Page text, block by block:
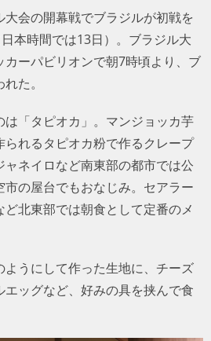
コラム
会の開幕戦でブラジルが初戦を
本時間では13日）。ブラジル大
ーパビリオンで朝7時頃より、ブ
た。
は「タピオカ」。マンジョッカ芋
られるタピオカ粉で作るクレープ
ネイロなど南東部の都市では公
の屋台でもおなじみ。セアラー
北東部では朝食として定番のメ
うにして作った生地に、チーズ
ッグなど、好みの具を挟んで食